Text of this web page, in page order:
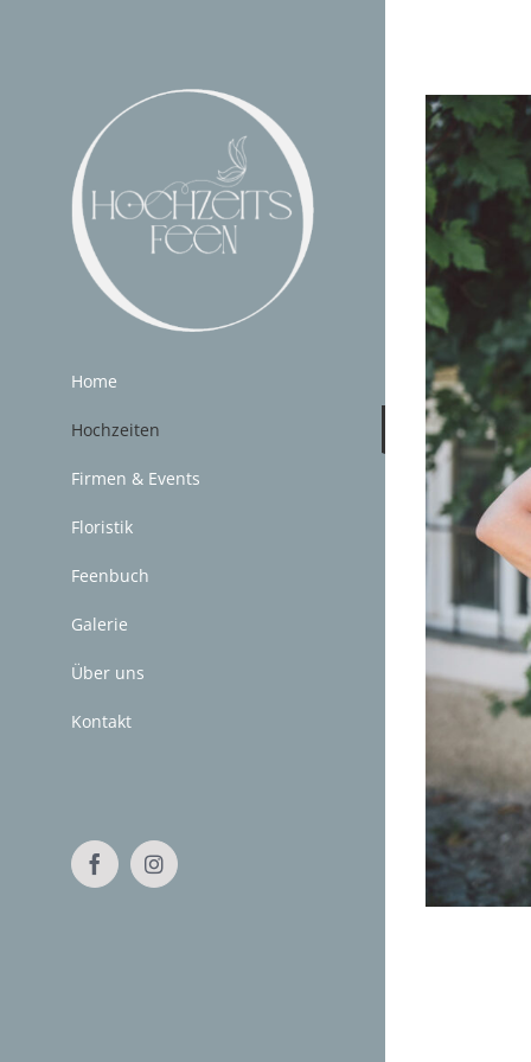
Home
Hochzeiten
Firmen & Events
Floristik
Feenbuch
Galerie
Über uns
Kontakt
FacebookInstagram